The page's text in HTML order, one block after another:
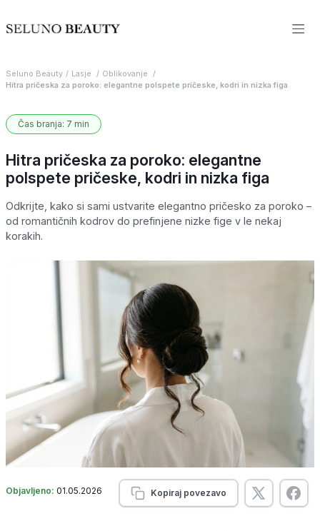
Seluno Beauty Lasje
Oblikovanje
Hitra pričeska za poroko: elegantne polspete pričeske, kodri in nizka figa
Čas branja: 7 min
Hitra pričeska za poroko: elegantne
polspete pričeske, kodri in nizka figa
Odkrijte, kako si sami ustvarite elegantno pričesko za poroko –
od romantičnih kodrov do prefinjene nizke fige v le nekaj
korakih.
Objavljeno: 01.05.2026 Kopiraj povezavo